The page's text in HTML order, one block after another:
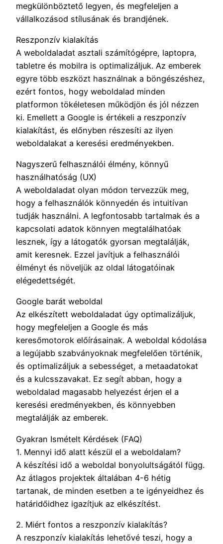
megkülönböztető legyen, és megfeleljen a
vállalkozásod stílusának és brandjének.
Reszponzív kialakítás
A weboldaladat asztali számítógépre, laptopra,
tabletre és mobilra is optimalizáljuk. Az emberek
egyre több eszközt használnak a böngészéshez,
ezért fontos, hogy weboldalad minden
platformon tökéletesen működjön és jól nézzen
ki. Emellett a Google is értékeli a reszponzív
kialakítást, és előnyben részesíti az ilyen
weboldalakat a keresési eredményekben.
Nagyszerű felhasználói élmény, könnyű
használhatóság (UX)
A weboldaladat olyan módon tervezzük meg,
hogy a felhasználók könnyedén és intuitívan
tudják használni. A legfontosabb tartalmak és a
kapcsolati adatok könnyen megtalálhatóak
lesznek, így a látogatók gyorsan megtalálják,
amit keresnek. Ezzel javítjuk a felhasználói
élményt és növeljük az oldal látogatóinak
elégedettségét.
Google barát weboldal
Az elkészített weboldaladat úgy optimalizáljuk,
hogy megfeleljen a Google és más
keresőmotorok előírásainak. A weboldal kódolása
a legújabb szabványoknak megfelelően történik,
és optimalizáljuk a sebességet, a metaadatokat
és a kulcsszavakat. Ez segít abban, hogy a
weboldalad magasabb helyezést érjen el a
keresési eredményekben, és könnyebben
megtalálják az emberek.
Gyakran Ismételt Kérdések (FAQ)
1. Mennyi idő alatt készül el a weboldalam?
A készítési idő a weboldal bonyolultságától függ.
Az átlagos projektek általában 4-6 hétig
tartanak, de minden esetben a te igényeidhez és
határidőidhez igazítjuk az elkészítést.
2. Miért fontos a reszponzív kialakítás?
A reszponzív kialakítás lehetővé teszi, hogy a